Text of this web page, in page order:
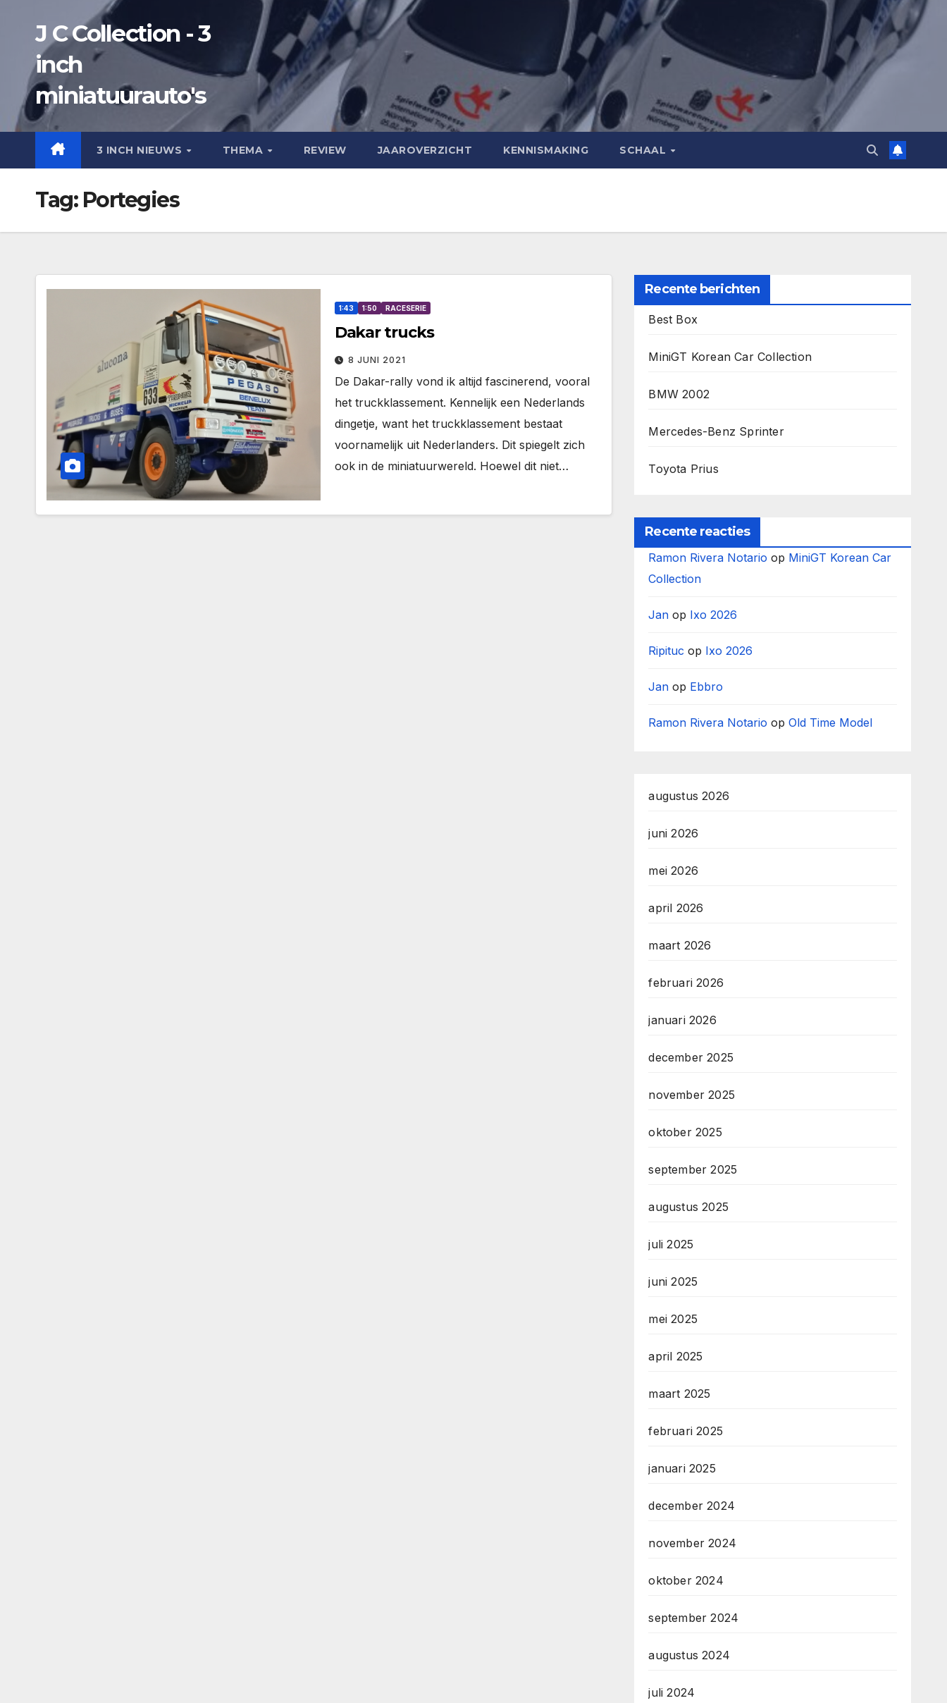
inhoud
J C Collection - 3
inch
miniatuurauto's
3 INCH NIEUWS THEMA REVIEW JAAROVERZICHT KENNISMAKING SCHAAL
Tag: Portegies
1:43 1:50 RACESERIE
Dakar trucks
8 JUNI 2021
De Dakar-rally vond ik altijd fascinerend, vooral
het truckklassement. Kennelijk een Nederlands
dingetje, want het truckklassement bestaat
voornamelijk uit Nederlanders. Dit spiegelt zich
ook in de miniatuurwereld. Hoewel dit niet…
Recente berichten
Best Box
MiniGT Korean Car Collection
BMW 2002
Mercedes-Benz Sprinter
Toyota Prius
Recente reacties
Ramon Rivera Notario op MiniGT Korean Car
Collection
Jan op Ixo 2026
Ripituc op Ixo 2026
Jan op Ebbro
Ramon Rivera Notario opOld Time Model
augustus 2026
juni 2026
mei 2026
april 2026
maart 2026
februari 2026
januari 2026
december 2025
november 2025
oktober 2025
september 2025
augustus 2025
juli 2025
juni 2025
mei 2025
april 2025
maart 2025
februari 2025
januari 2025
december 2024
november 2024
oktober 2024
september 2024
augustus 2024
juli 2024